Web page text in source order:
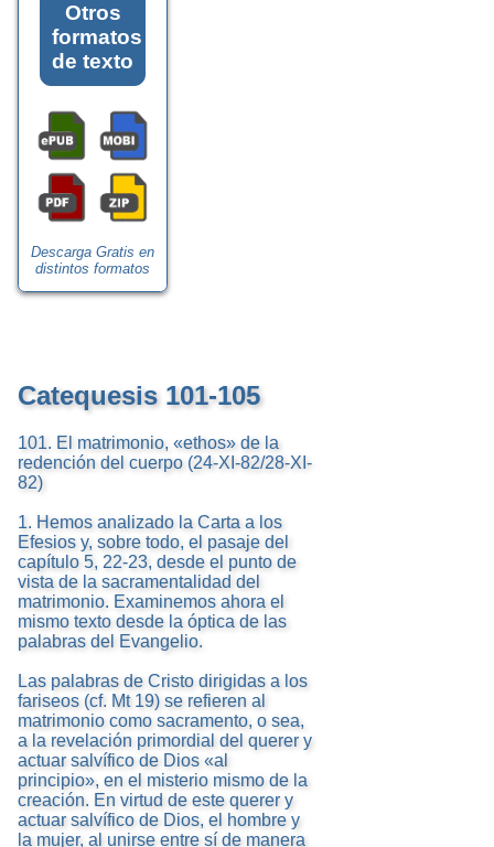
Otros
formatos
de texto
Descarga Gratis en
distintos formatos
Catequesis 101-105
101. El matrimonio, «ethos» de la
redención del cuerpo (24-XI-82/28-XI-
82)
1. Hemos analizado la Carta a los
Efesios y, sobre todo, el pasaje del
capítulo 5, 22-23, desde el punto de
vista de la sacramentalidad del
matrimonio. Examinemos ahora el
mismo texto desde la óptica de las
palabras del Evangelio.
Las palabras de Cristo dirigidas a los
fariseos (cf. Mt 19) se refieren al
matrimonio como sacramento, o sea,
a la revelación primordial del querer y
actuar salvífico de Dios «al
principio», en el misterio mismo de la
creación. En virtud de este querer y
actuar salvífico de Dios, el hombre y
la mujer, al unirse entre sí de manera